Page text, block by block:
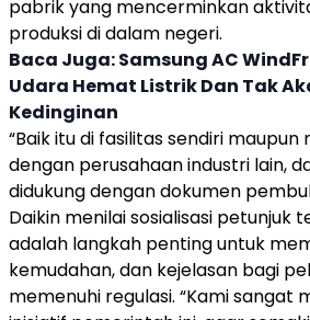
pabrik yang mencerminkan
produksi di dalam negeri.
Baca Juga:Samsung AC
Udara Hemat Listrik Dan Tak
Kedinginan
“Baik itu di fasilitas sendiri
dengan perusahaan industri lain,
didukung dengan dokumen
Daikin menilai sosialisasi petunjuk
adalah langkah penting untuk
kemudahan, dan kejelasan bagi
memenuhi regulasi. “Kami sangat